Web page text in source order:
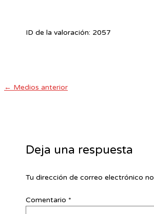
ID de la valoración: 2057
← Medios anterior
Deja una respuesta
Tu dirección de correo electrónico
Comentario *